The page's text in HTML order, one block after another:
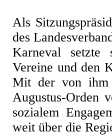
Als
des
Karneval
Vereine und den
Mit der von ihm
Augustus-Orden
sozialem
weit über die